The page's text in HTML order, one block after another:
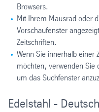
Browsers.
Mit Ihrem Mausrad oder
Vorschaufenster
Zeitschriften.
Wenn Sie innerhalb einer
möchten, verwenden Sie
um das Suchfenster
Edelstahl -